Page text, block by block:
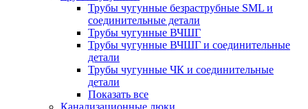
Трубы чугунные безраструбные SML и
соединительные детали
Трубы чугунные ВЧШГ
Трубы чугунные ВЧШГ и соединительные
детали
Трубы чугунные ЧК и соединительные
детали
Показать все
Канализационные люки